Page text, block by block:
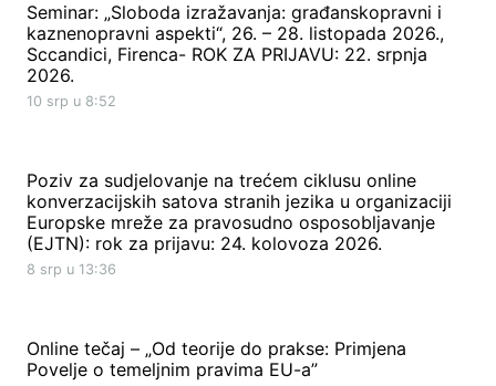
Seminar: „Sloboda izražavanja: građanskopravni i
kaznenopravni aspekti“, 26. – 28. listopada 2026.,
Sccandici, Firenca- ROK ZA PRIJAVU: 22. srpnja
2026.
10 srp u 8:52
Poziv za sudjelovanje na trećem ciklusu online
konverzacijskih satova stranih jezika u organizaciji
Europske mreže za pravosudno osposobljavanje
(EJTN): rok za prijavu: 24. kolovoza 2026.
8 srp u 13:36
Online tečaj – „Od teorije do prakse: Primjena
Povelje o temeljnim pravima EU-a”